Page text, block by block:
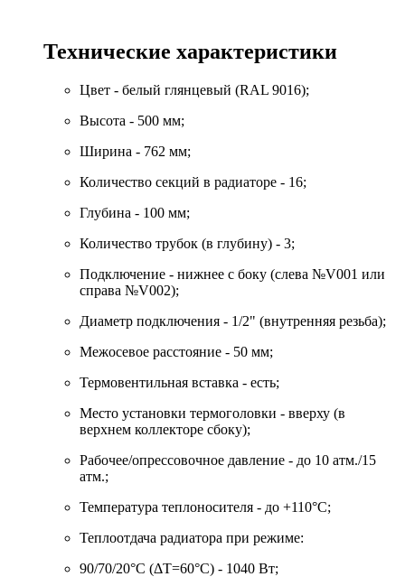
Технические характеристики
Цвет - белый глянцевый (RAL 9016);
Высота - 500 мм;
Ширина - 762 мм;
Количество секций в радиаторе - 16;
Глубина - 100 мм;
Количество трубок (в глубину) - 3;
Подключение - нижнее с боку (слева №V001 или
справа №V002);
Диаметр подключения - 1/2" (внутренняя резьба);
Межосевое расстояние - 50 мм;
Термовентильная вставка - есть;
Место установки термоголовки - вверху (в
верхнем коллекторе сбоку);
Рабочее/опрессовочное давление - до 10 атм./15
атм.;
Температура теплоносителя - до +110°C;
Теплоотдача радиатора при режиме:
90/70/20°C (ΔT=60°C) - 1040 Вт;